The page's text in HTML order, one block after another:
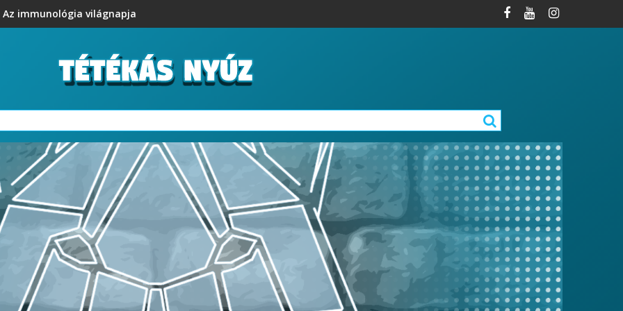
Az immunológia világnapja